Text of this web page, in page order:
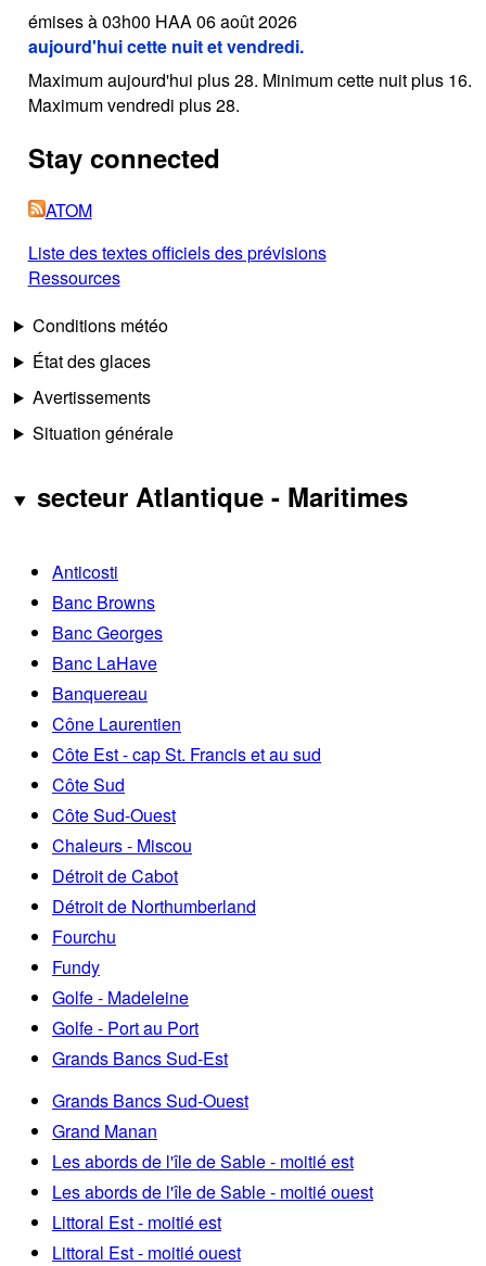
émises à 03h00 HAA 06 août 2026
aujourd'hui cette nuit et vendredi.
Maximum aujourd'hui plus 28. Minimum cette nuit plus 16.
Maximum vendredi plus 28.
Stay connected
ATOM
Liste des textes officiels des prévisions
Ressources
Conditions météo
État des glaces
Avertissements
Situation générale
secteur Atlantique - Maritimes
Anticosti
Banc Browns
Banc Georges
Banc LaHave
Banquereau
Cône Laurentien
Côte Est - cap St. Francis et au sud
Côte Sud
Côte Sud-Ouest
Chaleurs - Miscou
Détroit de Cabot
Détroit de Northumberland
Fourchu
Fundy
Golfe - Madeleine
Golfe - Port au Port
Grands Bancs Sud-Est
Grands Bancs Sud-Ouest
Grand Manan
Les abords de l'île de Sable - moitié est
Les abords de l'île de Sable - moitié ouest
Littoral Est - moitié est
Littoral Est - moitié ouest